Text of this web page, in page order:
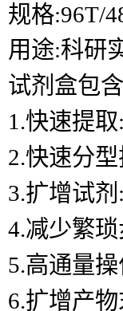
规格:96T/
用途:科研
试剂盒包
1.快速提
2.快速分
3.扩增试
4.减少繁
5.高通量
6.扩增产